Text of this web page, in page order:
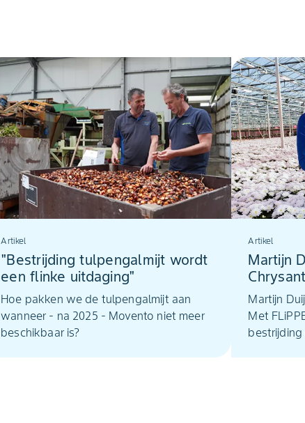
Artikel
"Bestrijding tulpengalmijt wordt
een flinke uitdaging"
Hoe pakken we de tulpengalmijt aan
wanneer - na 2025 - Movento niet meer
beschikbaar is?
Artikel
Martijn
we de
overeind
Martijn
Met
bestrijding